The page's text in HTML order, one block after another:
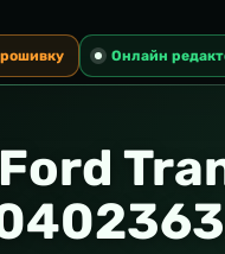
Онлайн
Ford